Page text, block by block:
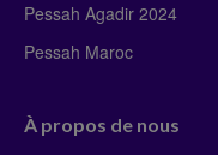
Pessah Agadir 2024
Pessah Maroc
À propos de nous